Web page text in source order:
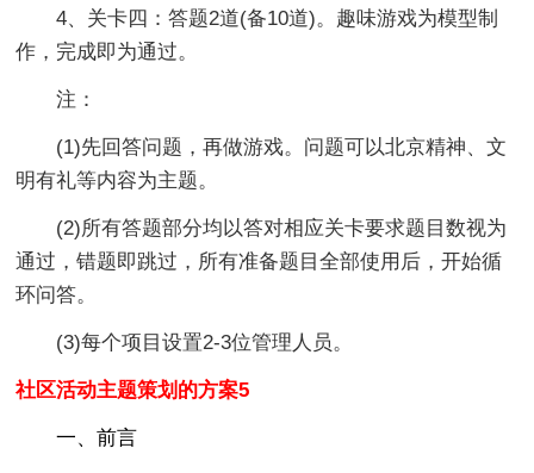
4、关卡四：答题2道(备10道)。趣味游戏为模型制
作，完成即为通过。
注：
(1)先回答问题，再做游戏。问题可以北京精神、文
明有礼等内容为主题。
(2)所有答题部分均以答对相应关卡要求题目数视为
通过，错题即跳过，所有准备题目全部使用后，开始循
环问答。
(3)每个项目设置2-3位管理人员。
社区活动主题策划的方案5
一、前言